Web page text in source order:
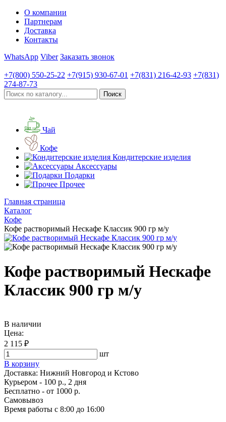
О компании
Партнерам
Доставка
Контакты
WhatsApp Viber Заказать звонок
+7(800) 550-25-22 +7(915) 930-67-01 +7(831) 216-42-93 +7(831)
274-87-73
Чай
Кофе
Кондитерские изделия
Аксессуары
Подарки
Прочее
Главная страница
Каталог
Кофе
Кофе растворимый Нескафе Классик 900 гр м/у
Кофе растворимый Нескафе
Классик 900 гр м/у
В наличии
Цена:
2 115 ₽
шт
В корзину
Доставка: Нижний Новгород и Кстово
Курьером - 100 р., 2 дня
Бесплатно - от 1000 р.
Самовывоз
Время работы с 8:00 до 16:00